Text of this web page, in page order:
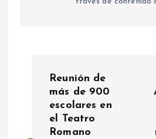
Reunión de
más de 900
escolares en
el Teatro
Romano